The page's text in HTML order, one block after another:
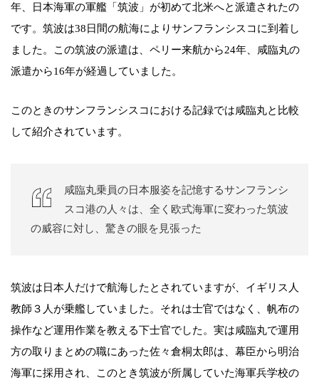
年、日本海軍の軍艦「筑波」が初めて北米へと派遣されたの
です。筑波は38日間の航海によりサンフランシスコに到着し
ました。この筑波の派遣は、ペリー来航から24年、咸臨丸の
派遣から16年が経過していました。
このときのサンフランシスコにおける記録では咸臨丸と比較
して紹介されています。
咸臨丸乗員の日本服姿を記憶するサンフランシ
スコ港の人々は、全く欧式海軍に変わった筑波
の威容に対し、驚きの眼を見張った
筑波は日本人だけで航海したとされていますが、イギリス人
教師３人が乗艦していました。それは士官ではなく、帆布の
操作など運用作業を教える下士官でした。実は咸臨丸で運用
方の取りまとめの職にあった佐々倉桐太郎は、幕臣から明治
海軍に採用され、このとき筑波が所属していた海軍兵学校の